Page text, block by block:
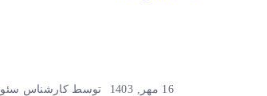
16 مهر, 1403 توسط کارشناس سئو